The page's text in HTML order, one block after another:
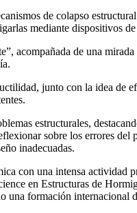
de colapso
mediante dispositivos
acompañada de una
junto con la idea
estructurales,
sobre los errores
inadecuadas.
con una intensa
en Estructuras de
una formación internacional